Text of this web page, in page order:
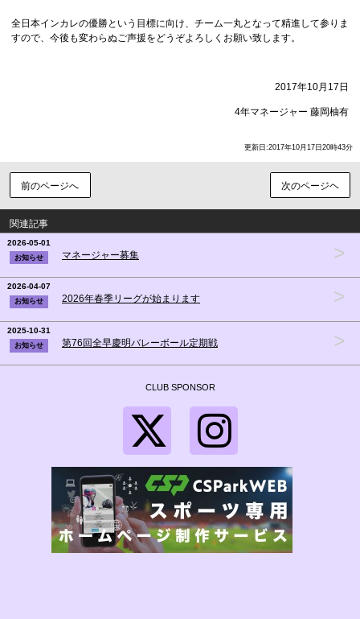
全日本インカレの優勝という目標に向け、チーム一丸となって精進して参りま
すので、今後も変わらぬご声援をどうぞよろしくお願い致します。
2017年10月17日
4年マネージャー 藤岡柚有
更新日:2017年10月17日20時43分
前のページへ 次のページヘ
関連記事
2026-05-01
お知らせ マネージャー募集 >
2026-04-07
お知らせ 2026年春季リーグが始まります >
2025-10-31
お知らせ 第76回全早慶明バレーボール定期戦 >
CLUB SPONSOR